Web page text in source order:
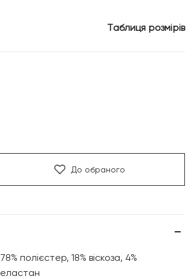
Таблиця розмірів
До обраного
78% полієстер, 18% віскоза, 4%
еластан